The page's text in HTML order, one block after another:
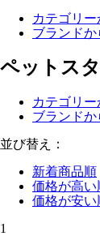
カテゴリ
ブランドか
ペットス
カテゴリ
ブランドか
並び替え：
新着商品順
価格が高い
価格が安い
1